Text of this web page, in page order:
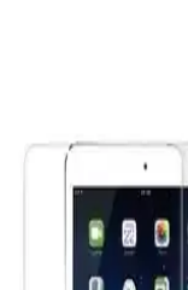
49MM Kasa ve
Fibaks markasının
tasarladığı kasa ve
tasarımıyla cihazınızı
M.TK Moveteck